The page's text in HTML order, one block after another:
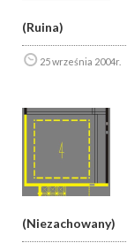
(Ruina)
25 września 2004r.
(Niezachowany)